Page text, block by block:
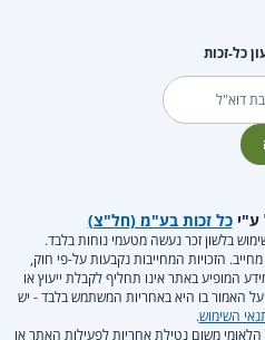
כל-זכות
ע"יכל זכות בע"מ (חל"צ)
בלשון זכר נעשה מטעמי נוחות בלבד.
הזכויות המחייבות נקבעות על-פי חוק,
המופיע באתר אינו תחליף לקבלת ייעוץ או
האמור בו היא באחריות המשתמש בלבד - יש
השימוש.
משום נטילת אחריות לפעילות האתר או